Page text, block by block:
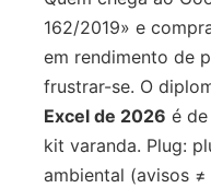
162/2019» e
em rendimento de
frustrar-se. O
Excel de 2026 é
kit varanda. Plug:
ambiental (avisos